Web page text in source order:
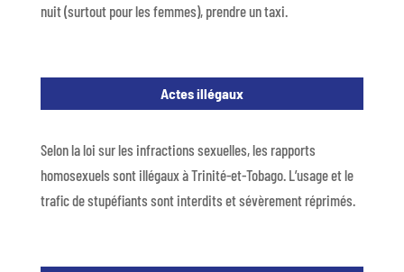
nuit (surtout pour les femmes), prendre un taxi.
Actes illégaux
Selon la loi sur les infractions sexuelles, les rapports
homosexuels sont illégaux à Trinité-et-Tobago. L’usage et le
trafic de stupéfiants sont interdits et sévèrement réprimés.